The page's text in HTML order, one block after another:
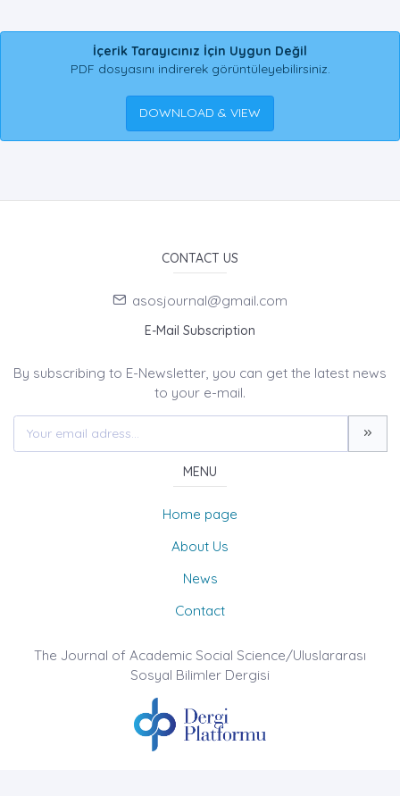
İçerik Tarayıcınız İçin Uygun Değil
PDF dosyasını indirerek görüntüleyebilirsiniz.
DOWNLOAD & VIEW
CONTACT US
asosjournal@gmail.com
E-Mail Subscription
By subscribing to E-Newsletter, you can get the latest news
to your e-mail.
MENU
Home page
About Us
News
Contact
The Journal of Academic Social Science/Uluslararası
Sosyal Bilimler Dergisi